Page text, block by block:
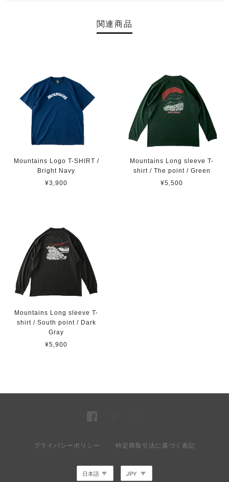
関連商品
Mountains Logo T-SHIRT /
Bright Navy
¥3,900
Mountains Long sleeve T-
shirt / The point / Green
¥5,500
Mountains Long sleeve T-
shirt / South point / Dark
Gray
¥5,900
プライバシーポリシー 特定商取引法に基づく表記